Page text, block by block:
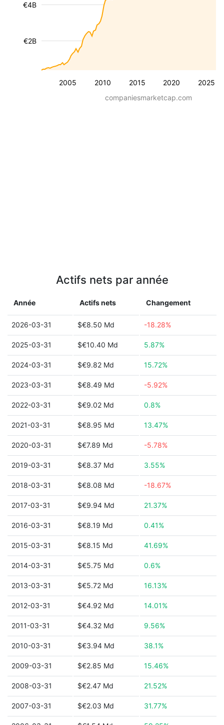
2005 2010 2015 2020 2025
€2B
€4B
companiesmarketcap.com
Actifs nets par année
Année Actifs nets Changement
2026-03-31 $€8.50 Md -18.28%
2025-03-31 $€10.40 Md 5.87%
2024-03-31 $€9.82 Md 15.72%
2023-03-31 $€8.49 Md -5.92%
2022-03-31 $€9.02 Md 0.8%
2021-03-31 $€8.95 Md 13.47%
2020-03-31 $€7.89 Md -5.78%
2019-03-31 $€8.37 Md 3.55%
2018-03-31 $€8.08 Md -18.67%
2017-03-31 $€9.94 Md 21.37%
2016-03-31 $€8.19 Md 0.41%
2015-03-31 $€8.15 Md 41.69%
2014-03-31 $€5.75 Md 0.6%
2013-03-31 $€5.72 Md 16.13%
2012-03-31 $€4.92 Md 14.01%
2011-03-31 $€4.32 Md 9.56%
2010-03-31 $€3.94 Md 38.1%
2009-03-31 $€2.85 Md 15.46%
2008-03-31 $€2.47 Md 21.52%
2007-03-31 $€2.03 Md 31.77%